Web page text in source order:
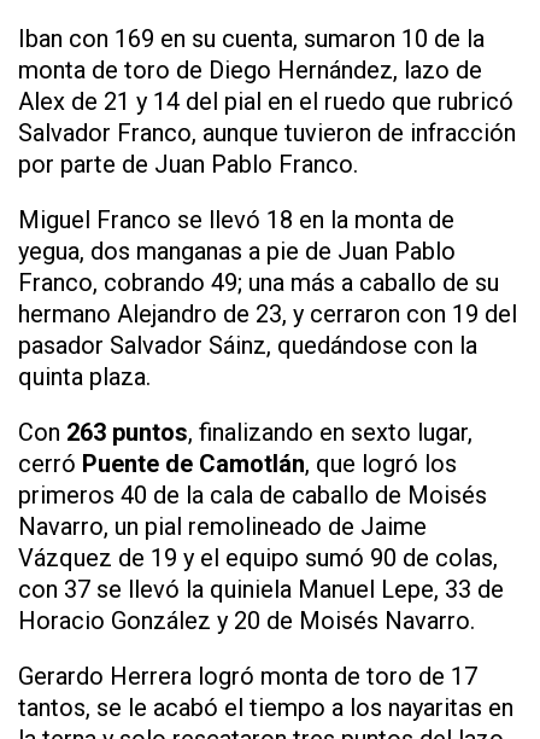
Iban con 169 en su cuenta, sumaron 10 de la
monta de toro de Diego Hernández, lazo de
Alex de 21 y 14 del pial en el ruedo que rubricó
Salvador Franco, aunque tuvieron de infracción
por parte de Juan Pablo Franco.
Miguel Franco se llevó 18 en la monta de
yegua, dos manganas a pie de Juan Pablo
Franco, cobrando 49; una más a caballo de su
hermano Alejandro de 23, y cerraron con 19 del
pasador Salvador Sáinz, quedándose con la
quinta plaza.
Con 263 puntos, finalizando en sexto lugar,
cerró Puente de Camotlán, que logró los
primeros 40 de la cala de caballo de Moisés
Navarro, un pial remolineado de Jaime
Vázquez de 19 y el equipo sumó 90 de colas,
con 37 se llevó la quiniela Manuel Lepe, 33 de
Horacio González y 20 de Moisés Navarro.
Gerardo Herrera logró monta de toro de 17
tantos, se le acabó el tiempo a los nayaritas en